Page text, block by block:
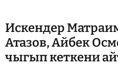
Искендер
Атазов, Айбек
чыгып кеткени